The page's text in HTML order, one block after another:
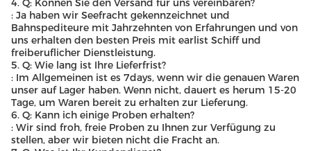
4. Q: Können Sie den Versand für uns vereinbaren?
: Ja haben wir Seefracht gekennzeichnet und
Bahnspediteure mit Jahrzehnten von Erfahrungen und von
uns erhalten den besten Preis mit earlist Schiff und
freiberuflicher Dienstleistung.
5. Q: Wie lang ist Ihre Lieferfrist?
: Im Allgemeinen ist es 7days, wenn wir die genauen Waren
unser auf Lager haben. Wenn nicht, dauert es herum 15-20
Tage, um Waren bereit zu erhalten zur Lieferung.
6. Q: Kann ich einige Proben erhalten?
: Wir sind froh, freie Proben zu Ihnen zur Verfügung zu
stellen, aber wir bieten nicht die Fracht an.